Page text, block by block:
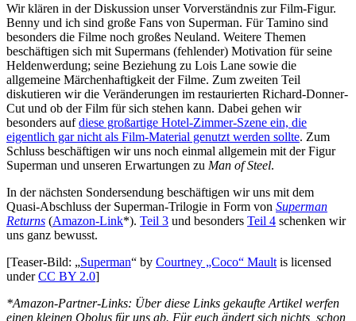
Wir klären in der Diskussion unser Vorverständnis zur Film-Figur.
Benny und ich sind große Fans von Superman. Für Tamino sind
besonders die Filme noch großes Neuland. Weitere Themen
beschäftigen sich mit Supermans (fehlender) Motivation für seine
Heldenwerdung; seine Beziehung zu Lois Lane sowie die
allgemeine Märchenhaftigkeit der Filme. Zum zweiten Teil
diskutieren wir die Veränderungen im restaurierten Richard-Donner-
Cut und ob der Film für sich stehen kann. Dabei gehen wir
besonders aufdiese großartige Hotel-Zimmer-Szene ein, die
eigentlich gar nicht als Film-Material genutzt werden sollte. Zum
Schluss beschäftigen wir uns noch einmal allgemein mit der Figur
Superman und unseren Erwartungen zu Man of Steel.
In der nächsten Sondersendung beschäftigen wir uns mit dem
Quasi-Abschluss der Superman-Trilogie in Form von Superman
Returns (Amazon-Link*). Teil 3 und besonders Teil 4 schenken wir
uns ganz bewusst.
[Teaser-Bild: „Superman“ by Courtney „Coco“ Mault is licensed
underCC BY 2.0]
*Amazon-Partner-Links: Über diese Links gekaufte Artikel werfen
einen kleinen Obolus für uns ab. Für euch ändert sich nichts, schon